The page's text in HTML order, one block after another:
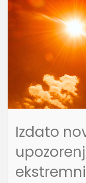
Izdato